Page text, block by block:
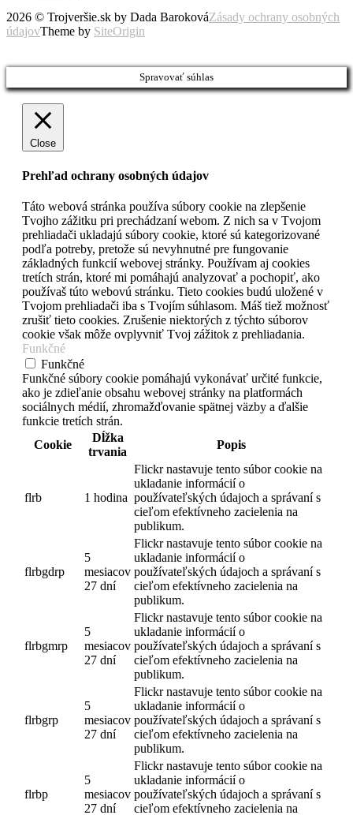
2026 © Trojveršie.sk by Dada BarokováZásady ochrany osobných
údajovTheme by SiteOrigin
Spravovať súhlas
Close
Prehľad ochrany osobných údajov
Táto webová stránka používa súbory cookie na zlepšenie
Tvojho zážitku pri prechádzaní webom. Z nich sa v Tvojom
prehliadači ukladajú súbory cookie, ktoré sú kategorizované
podľa potreby, pretože sú nevyhnutné pre fungovanie
základných funkcií webovej stránky. Používam aj cookies
tretích strán, ktoré mi pomáhajú analyzovať a pochopiť, ako
používaš túto webovú stránku. Tieto cookies budú uložené v
Tvojom prehliadači iba s Tvojím súhlasom. Máš tiež možnosť
zrušiť tieto cookies. Zrušenie niektorých z týchto súborov
cookie však môže ovplyvniť Tvoj zážitok z prehliadania.
Funkčné
Funkčné
Funkčné súbory cookie pomáhajú vykonávať určité funkcie,
ako je zdieľanie obsahu webovej stránky na platformách
sociálnych médií, zhromažďovanie spätnej väzby a ďalšie
funkcie tretích strán.
Cookie
Dĺžka
trvania
Popis
flrb 1 hodina
Flickr nastavuje tento súbor cookie na
ukladanie informácií o
používateľských údajoch a správaní s
cieľom efektívneho zacielenia na
publikum.
flrbgdrp
5
mesiacov
27 dní
Flickr nastavuje tento súbor cookie na
ukladanie informácií o
používateľských údajoch a správaní s
cieľom efektívneho zacielenia na
publikum.
flrbgmrp
5
mesiacov
27 dní
Flickr nastavuje tento súbor cookie na
ukladanie informácií o
používateľských údajoch a správaní s
cieľom efektívneho zacielenia na
publikum.
flrbgrp
5
mesiacov
27 dní
Flickr nastavuje tento súbor cookie na
ukladanie informácií o
používateľských údajoch a správaní s
cieľom efektívneho zacielenia na
publikum.
flrbp
5
mesiacov
27 dní
Flickr nastavuje tento súbor cookie na
ukladanie informácií o
používateľských údajoch a správaní s
cieľom efektívneho zacielenia na